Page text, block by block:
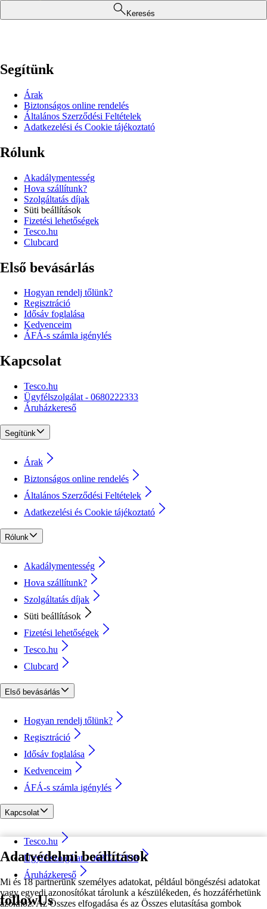
Adatvédelmi beállítások
Mi és 18 partnerünk személyes adatokat, például böngészési adatokat
vagy egyedi azonosítókat tárolunk a készülékeden, és hozzáférhetünk
azokhoz. Az Összes elfogadása és az Összes elutasítása gombok
Keresés
Segítünk
Árak
Biztonságos online rendelés
Általános Szerződési Feltételek
Adatkezelési és Cookie tájékoztató
Rólunk
Akadálymentesség
Hova szállítunk?
Szolgáltatás díjak
Süti beállítások
Fizetési lehetőségek
Tesco.hu
Clubcard
Első bevásárlás
Hogyan rendelj tőlünk?
Regisztráció
Idősáv foglalása
Kedvenceim
ÁFÁ-s számla igénylés
Kapcsolat
Tesco.hu
Ügyfélszolgálat - 0680222333
Áruházkereső
Segítünk
Árak
Biztonságos online rendelés
Általános Szerződési Feltételek
Adatkezelési és Cookie tájékoztató
Rólunk
Akadálymentesség
Hova szállítunk?
Szolgáltatás díjak
Süti beállítások
Fizetési lehetőségek
Tesco.hu
Clubcard
Első bevásárlás
Hogyan rendelj tőlünk?
Regisztráció
Idősáv foglalása
Kedvenceim
ÁFÁ-s számla igénylés
Kapcsolat
Tesco.hu
Ügyfélszolgálat - 0680222333
Áruházkereső
followUs